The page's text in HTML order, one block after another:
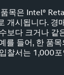
목은 Intel®
개시됩니다. 경
보다 크거나 같
를 들어, 한 품
찰서는 1,000